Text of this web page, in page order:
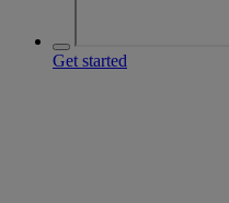
Get started